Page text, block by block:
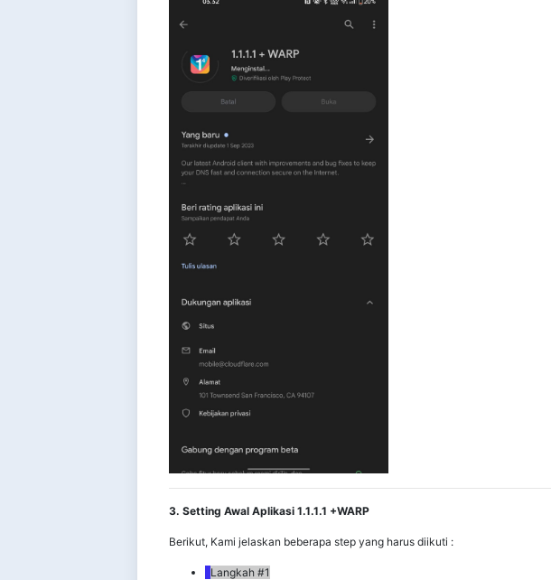
3. Setting Awal Aplikasi 1.1.1.1 +WARP
Berikut, Kami jelaskan beberapa step yang harus diikuti :
Langkah #1